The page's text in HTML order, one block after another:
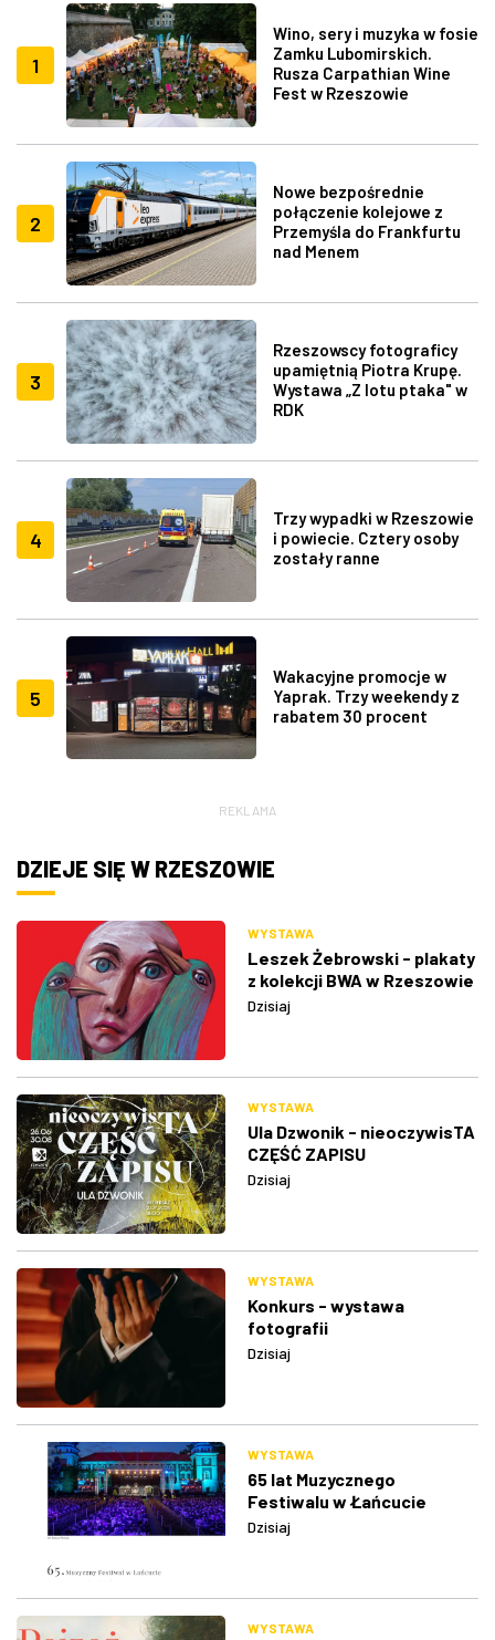
1
Wino, sery i muzyka w fosie
Zamku Lubomirskich.
Rusza Carpathian Wine
Fest w Rzeszowie
2
Nowe bezpośrednie
połączenie kolejowe z
Przemyśla do Frankfurtu
nad Menem
3
Rzeszowscy fotograficy
upamiętnią Piotra Krupę.
Wystawa „Z lotu ptaka" w
RDK
4
Trzy wypadki w Rzeszowie
i powiecie. Cztery osoby
zostały ranne
5
Wakacyjne promocje w
Yaprak. Trzy weekendy z
rabatem 30 procent
REKLAMA
DZIEJE SIĘ W RZESZOWIE
WYSTAWA
Leszek Żebrowski - plakaty
z kolekcji BWA w Rzeszowie
Dzisiaj
WYSTAWA
Ula Dzwonik - nieoczywisTA
CZĘŚĆ ZAPISU
Dzisiaj
WYSTAWA
Konkurs - wystawa
fotografii
Dzisiaj
WYSTAWA
65 lat Muzycznego
Festiwalu w Łańcucie
Dzisiaj
WYSTAWA